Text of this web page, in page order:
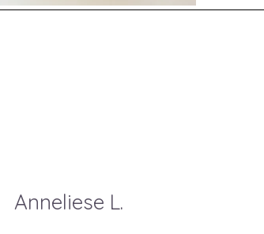
Anneliese L.